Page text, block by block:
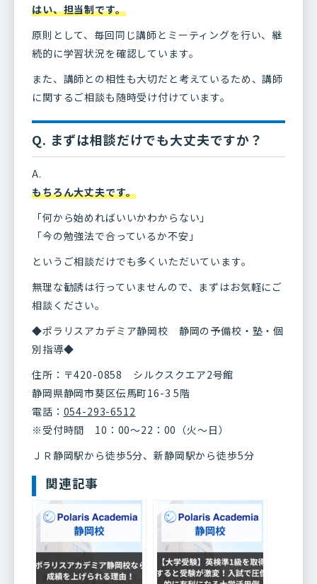
はい、担当制です。
原則として、毎回同じ講師とミーティングを行い、継
続的に学習状況を確認しています。
また、講師との相性も大切だと考えているため、講師
に関するご相談も随時受け付けています。
Q. まずは相談だけでも大丈夫ですか？
A.
もちろん大丈夫です。
「何から始めればいいかわからない」
「今の勉強法で合っているか不安」
というご相談だけでも多くいただいています。
無理な勧誘は行っていませんので、まずはお気軽にご
相談ください。
◆ポラリスアカデミア静岡校 静岡の予備校・塾・個
別指導◆
住所：〒420-0858 シルクスクエア2号館
静岡県静岡市葵区伝馬町16-3 5階
電話： 054-293-6512
※受付時間 10：00～22：00（火～日）
ＪＲ静岡駅から徒歩5分、新静岡駅から徒歩5分
関連記事